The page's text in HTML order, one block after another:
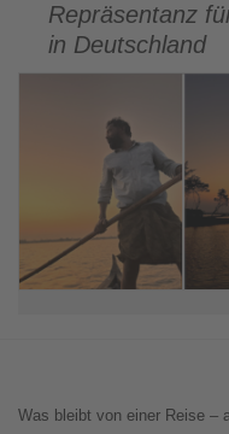
Repräsentanz
in Deutschland
Was bleibt von einer Reise –